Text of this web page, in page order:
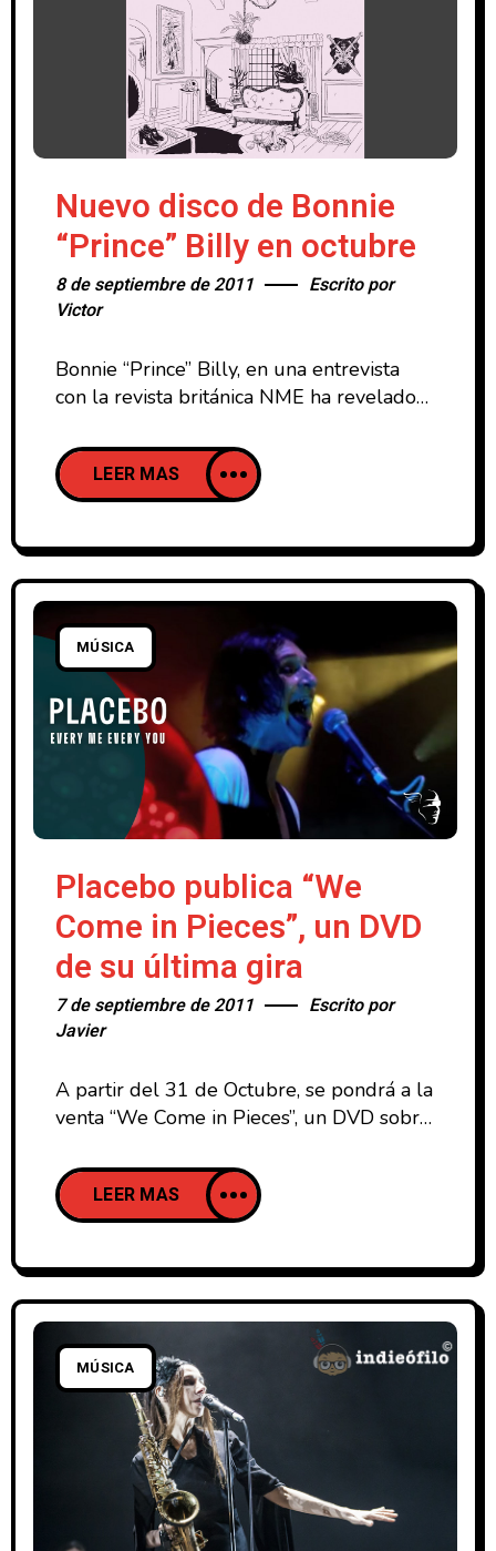
Nuevo disco de Bonnie
“Prince” Billy en octubre
8 de septiembre de 2011
Escrito por
Victor
Bonnie “Prince” Billy, en una entrevista
con la revista británica NME ha revelado
noveno álbum que llevará por
nombre Wolfroy Goes to Town y que
saldrá a la venta a principios de octubre a
Según el propio músico, cuyo nombre
real es Will Oldham, la banda que
LEER MAS
MÚSICA
Placebo publica “We
Come in Pieces”, un DVD
de su última gira
7 de septiembre de 2011
Escrito por
Javier
A partir del 31 de Octubre, se pondrá a la
venta “We Come in Pieces”, un DVD sobre
álbum “Battle For The Sun”. La gira, que
contó con 143 conciertos divididos en 44
paises, acabó el 28 de Septiembre de
LEER MAS
MÚSICA